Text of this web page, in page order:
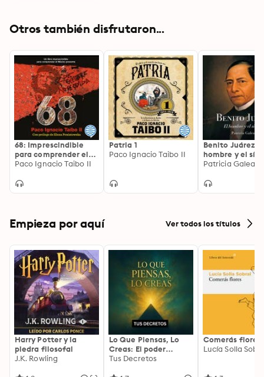
Otros también disfrutaron...
68: Imprescindible
para comprender el
México presente
Paco Ignacio Taibo II
Patria 1
Paco Ignacio Taibo II
Benito Juárez:
hombre y el
Patricia
Empieza por aquí Ver todos los títulos
Harry Potter y la
piedra filosofal
J.K. Rowling
Lo Que Piensas, Lo
Creas: El poder
invisible de tus
Tus Decretos
Comerás flores
Lucía Solla